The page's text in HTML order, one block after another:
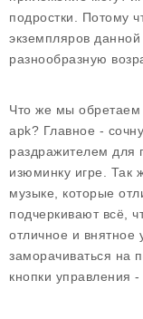
подростки. Потому
экземпляров
разнообразную
Что же мы обретаем
apk? Главное -
раздражителем для
изюминку игре. Так
музыке, которые
подчеркивают всё,
отличное и внятное
заморачиваться на
кнопки управления